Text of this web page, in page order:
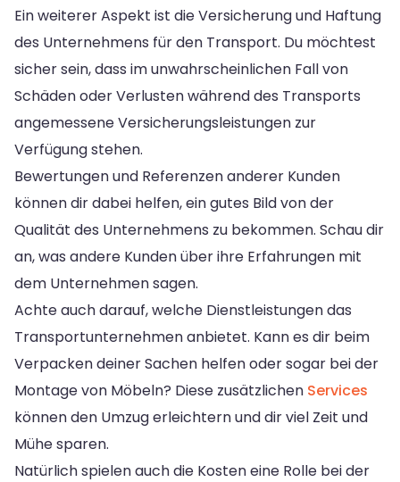
Ein weiterer Aspekt ist die Versicherung und Haftung
des Unternehmens für den Transport. Du möchtest
sicher sein, dass im unwahrscheinlichen Fall von
Schäden oder Verlusten während des Transports
angemessene Versicherungsleistungen zur
Verfügung stehen.
Bewertungen und Referenzen anderer Kunden
können dir dabei helfen, ein gutes Bild von der
Qualität des Unternehmens zu bekommen. Schau dir
an, was andere Kunden über ihre Erfahrungen mit
dem Unternehmen sagen.
Achte auch darauf, welche Dienstleistungen das
Transportunternehmen anbietet. Kann es dir beim
Verpacken deiner Sachen helfen oder sogar bei der
Montage von Möbeln? Diese zusätzlichen Services
können den Umzug erleichtern und dir viel Zeit und
Mühe sparen.
Natürlich spielen auch die Kosten eine Rolle bei der